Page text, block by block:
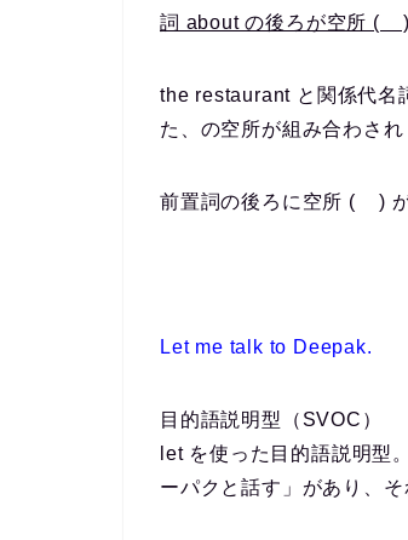
詞 about の後ろが空所 ( )
the restaurant と関係代
た、の空所が組み合わさ
前置詞の後ろに空所 ( )
Let me talk to Deepak.
目的語説明型（SVOC）
let を使った目的語説明型
ーパクと話す」があり、